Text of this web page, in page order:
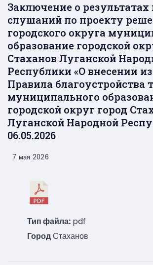
Заключение о
слушаний по проекту
городского округа
образование городской
Стаханов Луганской
Республики «О внесении
Правила благоустройства
муниципального
городской округ город
Луганской Народной
06.05.2026
7 мая 2026
Тип файла: pdf
ГородСтаханов